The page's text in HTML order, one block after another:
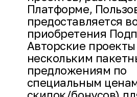
Платформе,
предоставляется
приобретения
Авторские
нескольким
предложениям по
специальным